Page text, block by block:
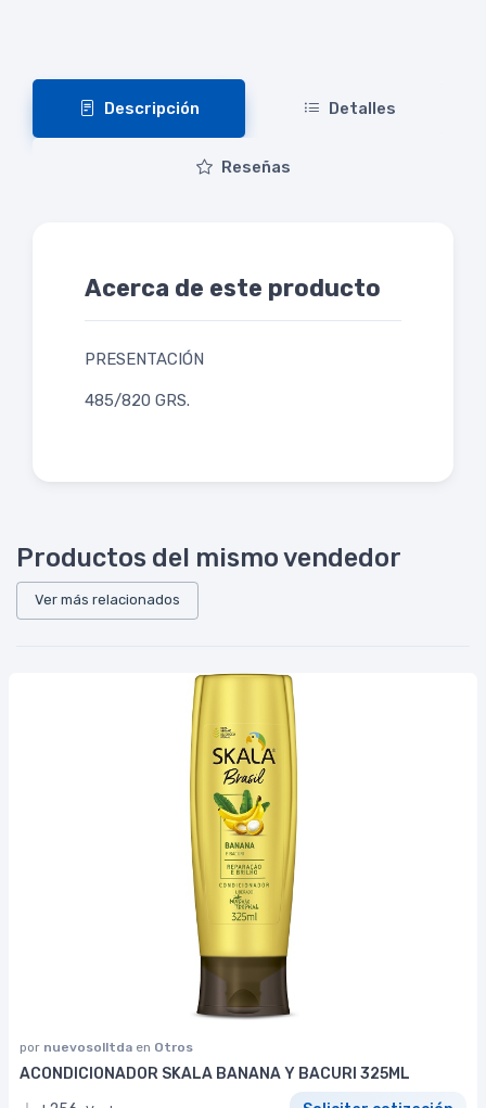
Descripción Detalles
Reseñas
Acerca de este producto
PRESENTACIÓN
485/820 GRS.
Productos del mismo vendedor
Ver más relacionados
por nuevosolltda en Otros
ACONDICIONADOR SKALA BANANA Y BACURI 325ML